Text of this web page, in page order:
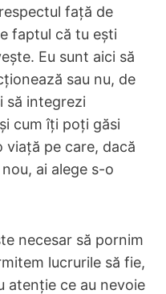
față de
faptul că tu ești
Eu sunt aici să
sau nu, de
să integrezi
cum îți poți găsi
pe care, dacă
ai alege s-o
necesar să pornim
lucrurile să fie,
atenție ce au nevoie